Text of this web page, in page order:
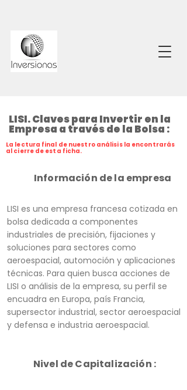
LISI. Claves para Invertir en la
Empresa a través de la Bolsa :
La lectura final de nuestro análisis la encontrarás
al cierre de esta ficha.
Información de la empresa
LISI es una empresa francesa cotizada en
bolsa dedicada a componentes
industriales de precisión, fijaciones y
soluciones para sectores como
aeroespacial, automoción y aplicaciones
técnicas. Para quien busca acciones de
LISI o análisis de la empresa, su perfil se
encuadra en Europa, país Francia,
supersector industrial, sector aeroespacial
y defensa e industria aeroespacial.
Nivel de Capitalización :